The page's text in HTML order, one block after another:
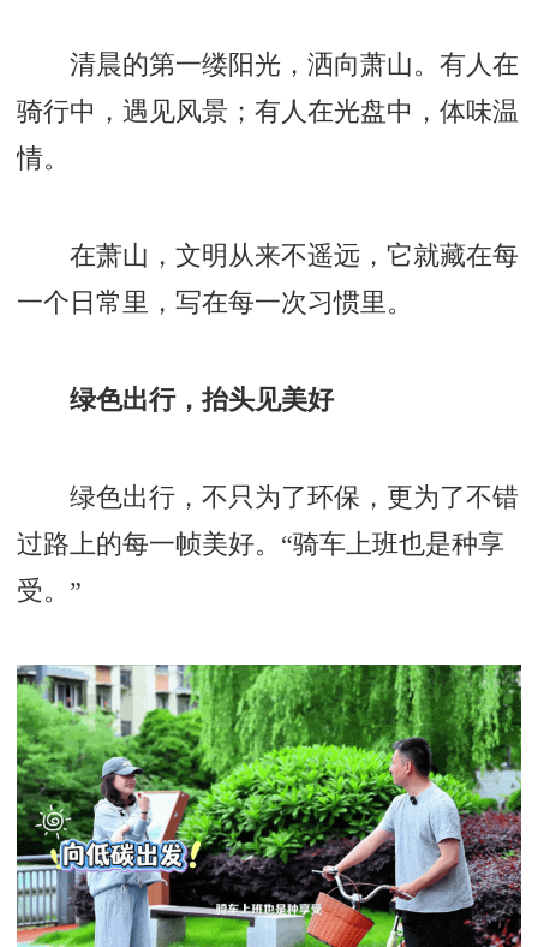
清晨的第一缕阳光，洒向萧山。有人在
骑行中，遇见风景；有人在光盘中，体味温
情。
在萧山，文明从来不遥远，它就藏在每
一个日常里，写在每一次习惯里。
绿色出行，抬头见美好
绿色出行，不只为了环保，更为了不错
过路上的每一帧美好。“骑车上班也是种享
受。”